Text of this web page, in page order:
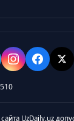
UzDaily.uz